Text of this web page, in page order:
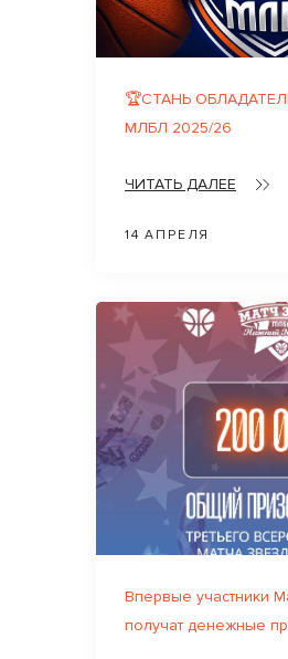
🏆СТАНЬ
МЛБЛ 2025/26
ЧИТАТЬ ДАЛЕЕ
14 АПРЕЛЯ
Впервые участники
получат денежные